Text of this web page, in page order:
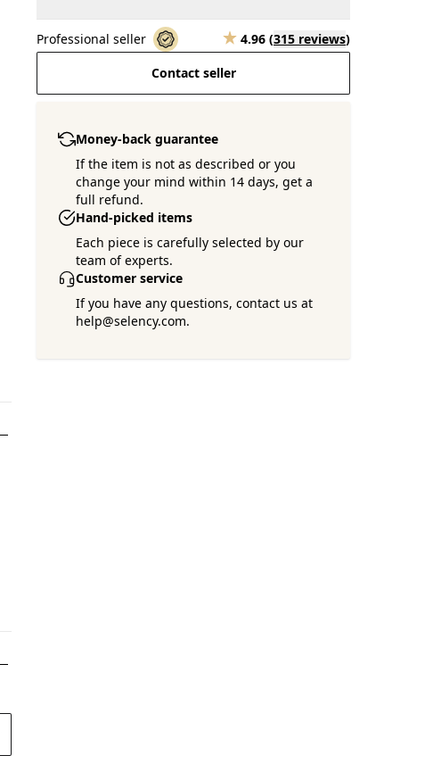
Professional seller 4.96 (315 reviews)
Contact seller
Money-back guarantee
If the item is not as described or you
change your mind within 14 days, get a
full refund.
Hand-picked items
Each piece is carefully selected by our
team of experts.
Customer service
If you have any questions, contact us at
help@selency.com.